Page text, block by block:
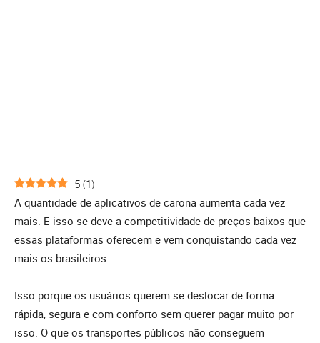
5 (1)
A quantidade de aplicativos de carona aumenta cada vez
mais. E isso se deve a competitividade de preços baixos que
essas plataformas oferecem e vem conquistando cada vez
mais os brasileiros.
Isso porque os usuários querem se deslocar de forma
rápida, segura e com conforto sem querer pagar muito por
isso. O que os transportes públicos não conseguem